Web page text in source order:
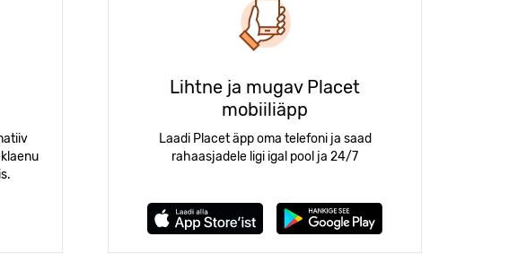
Lihtne ja mugav Placet
mobiiliäpp
Laadi Placet äpp oma telefoni ja saad
rahaasjadele ligi igal pool ja 24/7